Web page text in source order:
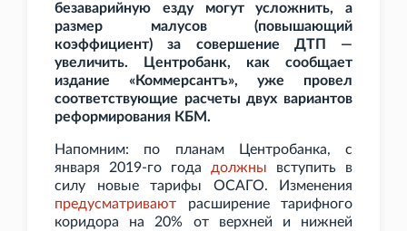
безаварийную езду могут усложнить, а
размер малусов (повышающий
коэффициент) за совершение ДТП —
увеличить. Центробанк, как сообщает
издание «Коммерсантъ», уже провел
соответствующие расчеты двух вариантов
реформирования КБМ.
Напомним: по планам Центробанка, с
января 2019-го года должны вступить в
силу новые тарифы ОСАГО. Изменения
предусматривают расширение тарифного
коридора на 20% от верхней и нижней